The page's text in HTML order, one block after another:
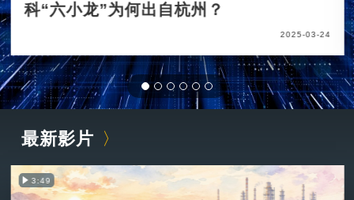
科“六小龙”为何出自杭州？
2025-03-24
最新影片
3:49